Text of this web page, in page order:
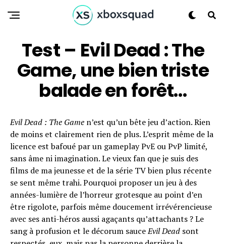
Test – Evil Dead : The
Game, une bien triste
balade en forêt…
Evil Dead : The Game n’est qu’un bête jeu d’action. Rien
de moins et clairement rien de plus. L’esprit même de la
licence est bafoué par un gameplay PvE ou PvP limité,
sans âme ni imagination. Le vieux fan que je suis des
films de ma jeunesse et de la série TV bien plus récente
se sent même trahi. Pourquoi proposer un jeu à des
années-lumière de l’horreur grotesque au point d’en
être rigolote, parfois même doucement irrévérencieuse
avec ses anti-héros aussi agaçants qu’attachants ? Le
sang à profusion et le décorum sauceEvil Dead sont